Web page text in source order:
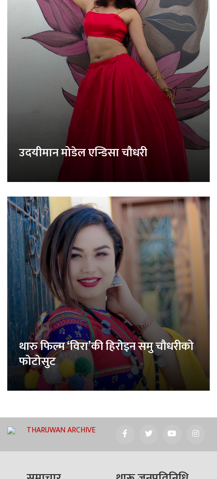
उदयीमान मोडेल एन्डिसा चौधरी
थारु फिल्म ‘विरा’की हिरोइन समु चौधरीको
फोटोसुट
THARUWAN ARCHIVE